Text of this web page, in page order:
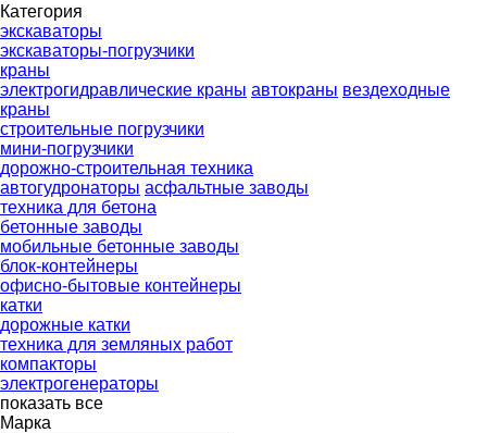
Категория
экскаваторы
экскаваторы-погрузчики
краны
электрогидравлические краны автокраны вездеходные
краны
строительные погрузчики
мини-погрузчики
дорожно-строительная техника
автогудронаторы асфальтные заводы
техника для бетона
бетонные заводы
мобильные бетонные заводы
блок-контейнеры
офисно-бытовые контейнеры
катки
дорожные катки
техника для земляных работ
компакторы
электрогенераторы
показать все
Марка